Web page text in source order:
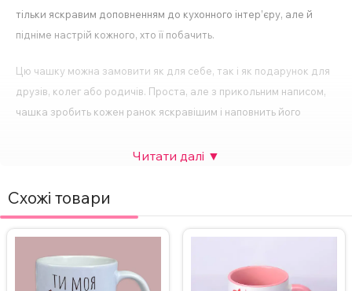
тільки яскравим доповненням до кухонного інтер’єру, але й
підніме настрій кожного, хто її побачить.
Цю чашку можна замовити як для себе, так і як подарунок для
друзів, колег або родичів. Проста, але з прикольним написом,
чашка зробить кожен ранок яскравішим і наповнить його
подарунків — замовте подарунок в нашому магазині з
Схожі товари